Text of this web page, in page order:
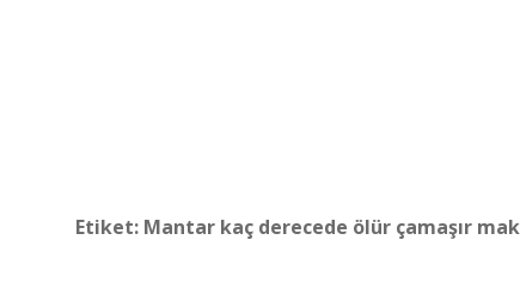
Etiket: Mantar kaç derecede ölür çamaşır